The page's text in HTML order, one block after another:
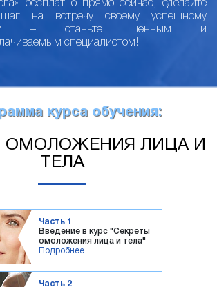
бесплатно прямо сейчас, сделайте
на встречу своему успешному
– станьте ценным и
специалистом!
курса обучения:
ОМОЛОЖЕНИЯ ЛИЦА И
ТЕЛА
Часть 1
Введение в курс "Секреты
омоложения лица и тела"
Подробнее
Часть 2